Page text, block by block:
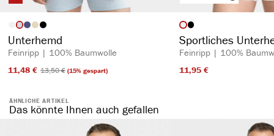
Artikelfarbe
Unterhemd
Feinripp | 100% Baumwolle
11,48 €​ 13,50 €​(15% gespart)
Artikelfarbe
Sportliches
Feinripp | 100%
11,95 €​
ÄHNLICHE ARTIKEL
Das könnte Ihnen auch gefallen